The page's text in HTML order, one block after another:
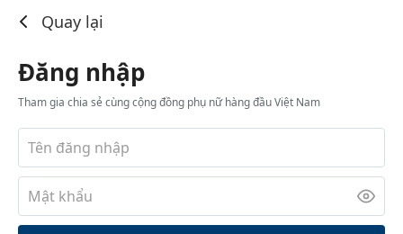
Quay lại
Đăng nhập
Tham gia chia sẻ cùng cộng đồng phụ nữ hàng đầu Việt Nam